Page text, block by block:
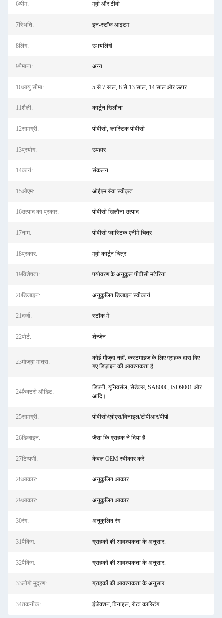
6थीम: मूवी और टीवी
7स्थिति: इन-स्टॉक आइटम
8लिंग: उभयलिंगी
9पैमाना: अन्य
10आयु सीमा: 5 से 7 साल, 8 से 13 साल, 14 साल और ऊपर
11शैली: कार्टून खिलौना
12सामग्री: पीवीसी, प्लास्टिक पीवीसी
13प्रयोग: उपहार
14कार्य: संकलन
15ओएम: ओईएम सेवा स्वीकृत
16उत्पाद का प्रकार: पीवीसी खिलौना उत्पाद
17नाम: पीवीसी प्लास्टिक एनीमे चित्र
18प्रकार: मूवी कार्टून चित्र
19विशेषता: पर्यावरण के अनुकूल पीवीसी मटेरिया
20डिजाइन: अनुकूलित डिजाइन स्वीकार्य
21दर्जा: स्टॉक में
22पोर्ट: शेन्जेन
23मौजूदा मात्रा:
कोई मौजूदा नहीं, कस्टमाइज़ के लिए ग्राहक द्वारा दिए
गए डिज़ाइन की आवश्यकता है
24फ़ैक्टरी ऑडिट:
डिज्नी, यूनिवर्सल, सेडेक्स, SA8000, ISO9001 और
आदि।
25सामग्री: पीवीसी/एबीएस/विनाइल/टीपीआर/पीपी
26डिजाइन: जैसा कि ग्राहक ने दिया है
27टिप्पणी: केवल OEM स्वीकार करें
28आकार: अनुकूलित आकार
29आकार: अनुकूलित आकार
30रंग: अनुकूलित रंग
31पैकिंग: ग्राहकों की आवश्यकता के अनुसार.
32पैकिंग: ग्राहकों की आवश्यकता के अनुसार.
33लोगो मुद्रण: ग्राहकों की आवश्यकता के अनुसार.
34तकनीक: इंजेक्शन, विनाइल, रोटा कास्टिंग